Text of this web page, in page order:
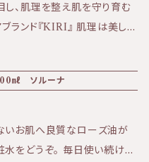
、肌理を整え肌を守り育む
ランド『KIRI』 肌理は美しく
ォーター1本〜3本でご注文
でのお届けです。 日時指定
配となるため別途追加で送
す。 商品購入時にオプション
㎖ ソルーナ
いお肌へ良質なローズ油が
をどうぞ。 毎日使い続ける